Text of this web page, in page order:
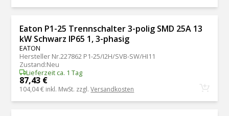
Eaton P1-25 Trennschalter 3-polig SMD 25A 13
kW Schwarz IP65 1, 3-phasig
EATON
Hersteller Nr.227862 P1-25/I2H/SVB-SW/HI11
Zustand:Neu
Lieferzeit ca. 1 Tag
87,43 €
104,04 € inkl. MwSt. zzgl.Versandkosten